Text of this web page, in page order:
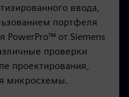
ввода,
портфеля
PowerPro™ от Siemens
проверки
проектирования,
микросхемы.